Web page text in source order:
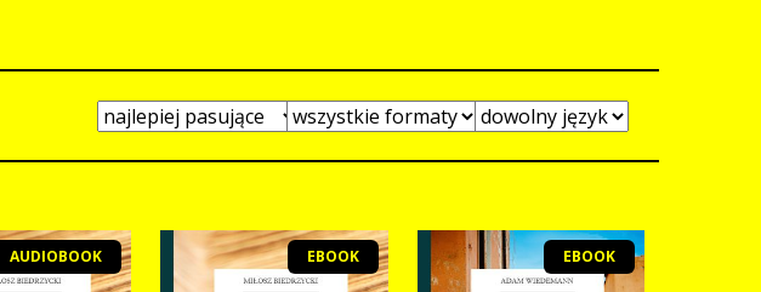
AUDIOBOOK EBOOK EBOOK